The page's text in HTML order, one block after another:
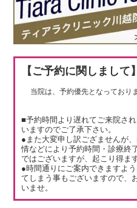
【ご予約に関しまして】
当院は、予約優先となっており
■予約時間より遅れてご来院さ
いますのでご了承下さい。
●また大変申し訳ござませんが
情などにより予約時間・診療終
ではございますが、起こり得ます
●時間通りにご案内できますよ
てしまう事もございますので、
いませ。